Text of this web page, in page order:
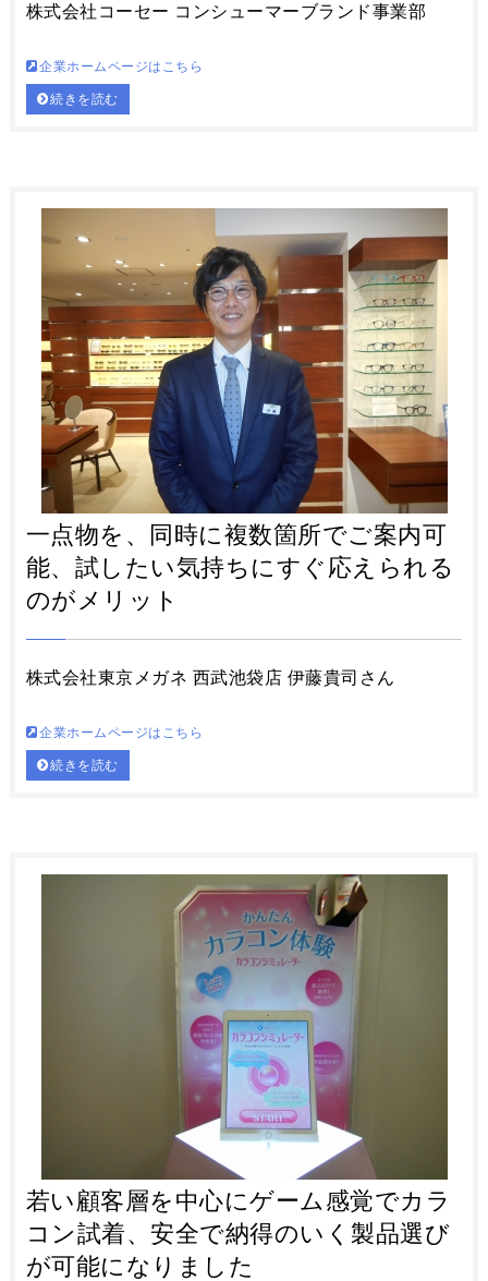
株式会社コーセー コンシューマーブランド事業部
企業ホームページはこちら
続きを読む
一点物を、同時に複数箇所でご案内可
能、試したい気持ちにすぐ応えられる
のがメリット
株式会社東京メガネ 西武池袋店 伊藤貴司さん
企業ホームページはこちら
続きを読む
若い顧客層を中心にゲーム感覚でカラ
コン試着、安全で納得のいく製品選び
が可能になりました